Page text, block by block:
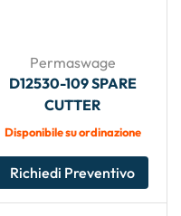
Permaswage
D12530-109 SPARE
CUTTER
Disponibile su ordinazione
Richiedi Preventivo